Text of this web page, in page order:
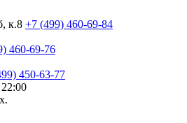
к.8 +7 (499) 460-69-84
460-69-76
450-63-77